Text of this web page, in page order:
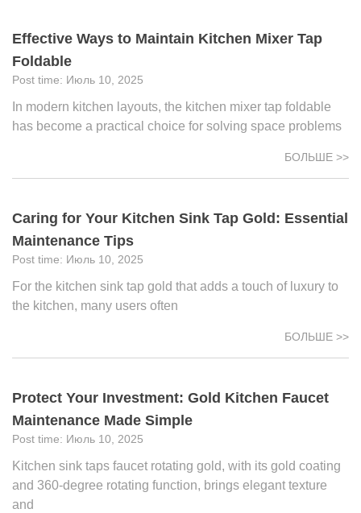
Effective Ways to Maintain Kitchen Mixer Tap
Foldable
Июль 10, 2025
In modern kitchen layouts, the kitchen mixer tap foldable
has become a practical choice for solving space problems
БОЛЬШЕ >>
Caring for Your Kitchen Sink Tap Gold: Essential
Maintenance Tips
Июль 10, 2025
For the kitchen sink tap gold that adds a touch of luxury to
the kitchen, many users often
БОЛЬШЕ >>
Protect Your Investment: Gold Kitchen Faucet
Maintenance Made Simple
Июль 10, 2025
Kitchen sink taps faucet rotating gold, with its gold coating
and 360-degree rotating function, brings elegant texture
and